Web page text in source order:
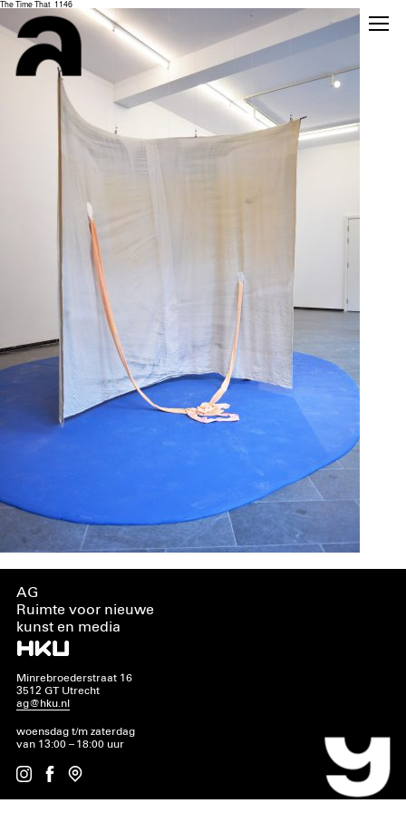
The Time That_1146
AG
Ruimte voor nieuwe
kunst en media
Minrebroederstraat 16
3512 GT Utrecht
ag@hku.nl
woensdag t/m zaterdag
van 13:00 – 18:00 uur